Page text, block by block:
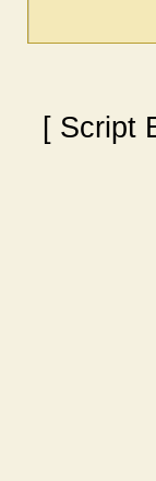
[ Script